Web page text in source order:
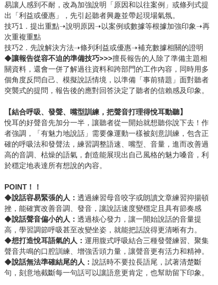
易讓人感到不耐，改為加強說明「原因和以往案例」或條列式提
出「利益或優惠」，先引起聽者興趣並帶起現場氣氛。
技巧1．提出重點➝說明原因➝以案例或數據等根據加強印象➝再
次重複重點
技巧2．先說解決方法➝條列利益或優惠➝補充數據相關的證明
◆讓報告從容不迫的準備技巧>>>擅長報告的人除了準備主題相
關資料，還會一併了解過往資料和跨部門的工作內容，同時用多
個角度反問自己、模擬說話情境，以準備「事前猜題」面對聽者
突襲式的提問，報告後的應對回答決定了聽者的信賴感及印象。
【結合呼吸、發聲、嘴型訓練，把聲音打理得悅耳動聽】
悅耳的好聲音先加分一半，讓聽者從一開始就想聽你說下去！作
者強調，「有魅力地說話」需要像運動一樣被刻意訓練，包含正
確的呼吸法和發聲法，練習調整語速、嘴型、音量，進而改善過
高的音調、枯燥的語氣，創造能展現出自己風格的魅力嗓音，利
於穩定地表達所有想說的內容。
POINT！！
◆說話容易緊張的人： 透過練習母音咬字或朗讀文章練習抑揚頓
挫，能確實改善音調、發音，讓說話速度變穩定且具有節奏感
◆說話聲音偏小的人： 透過核心發力，讓一開始說話的音量提
高，學習調節呼吸甚至改變坐姿，就能把話說得更清晰有力。
◆想打造悅耳語氣的人： 運用腹式呼吸結合三種發聲練習、聚集
聲音共鳴的口腔訓練、增強舌頭力量，讓聲音更有活力和精神。
◆說話無法準確結尾的人： 說話時不要拉長語尾，試著清楚斷
句，刻意地截斷每一句話可以讓語意更肯定，也幫助留下印象。